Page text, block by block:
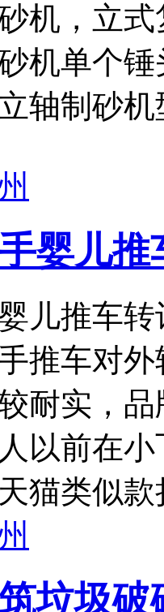
机，立
机单个
轴制砂
婴儿推
儿推车
推车对
耐实，品
以前在
猫类似
垃圾破